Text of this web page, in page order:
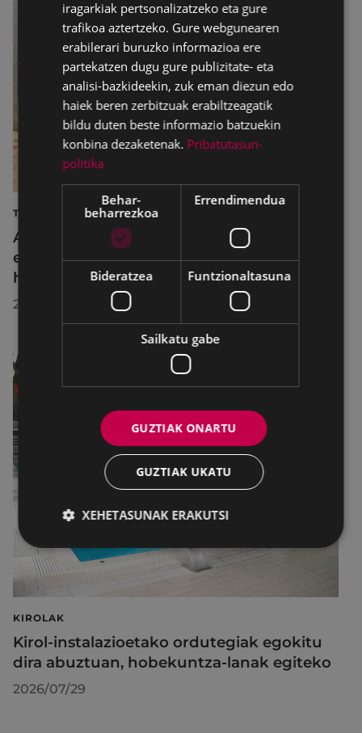
TURISMOA
Azahara Dominguez diputatuak Eibarko
eraldaketa turistikoa nabarmendu du
herrira egin duen bisitan
2026/07/30
KIROLAK
Kirol-instalazioetako ordutegiak egokitu
dira abuztuan, hobekuntza-lanak egiteko
2026/07/29
iragarkiak pertsonalizatzeko eta gure
trafikoa aztertzeko. Gure webgunearen
erabilerari buruzko informazioa ere
partekatzen dugu gure publizitate- eta
analisi-bazkideekin, zuk eman diezun edo
haiek beren zerbitzuak erabiltzeagatik
bildu duten beste informazio batzuekin
konbina dezaketenak. Pribatutasun-
politika
Behar-
beharrezkoa
Errendimendua
Bideratzea Funtzionaltasuna
Sailkatu gabe
GUZTIAK ONARTU
GUZTIAK UKATU
XEHETASUNAK ERAKUTSI